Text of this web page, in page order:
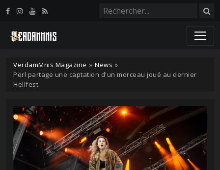
VerdamMnis Magazine » News »
Përl partage une captation d'un morceau joué au dernier
Hellfest
Panneau de gestion des cookies